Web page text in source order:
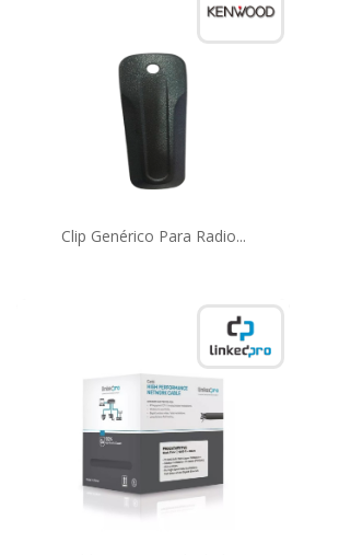
Clip Genérico Para Radio...